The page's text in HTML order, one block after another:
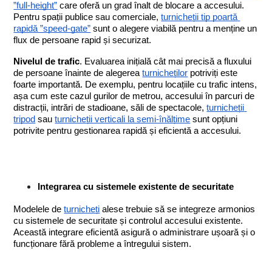
”full-height” care oferă un grad înalt de blocare a accesului.
Pentru spații publice sau comerciale, turnicheții tip poartă
rapidă ”speed-gate” sunt o alegere viabilă pentru a menține un
flux de persoane rapid și securizat.
Nivelul de trafic. Evaluarea inițială cât mai precisă a fluxului
de persoane înainte de alegerea turnicheților potriviți este
foarte importantă. De exemplu, pentru locațiile cu trafic intens,
așa cum este cazul gurilor de metrou, accesului în parcuri de
distracții, intrări de stadioane, săli de spectacole, turnicheții
tripod sau turnicheții verticali la semi-înălțime sunt opțiuni
potrivite pentru gestionarea rapidă și eficientă a accesului.
Integrarea cu sistemele existente de securitate
Modelele de turnicheți alese trebuie să se integreze armonios
cu sistemele de securitate și controlul accesului existente.
Această integrare eficientă asigură o administrare ușoară și o
funcționare fără probleme a întregului sistem.